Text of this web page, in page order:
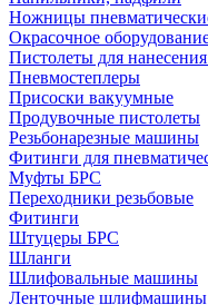
Ножницы
Окрасочное
Пистолеты для
Пневмостеплеры
Присоски вакуумные
Продувочные пистолеты
Резьбонарезные машины
Фитинги для
Муфты БРС
Переходники резьбовые
Фитинги
Штуцеры БРС
Шланги
Шлифовальные машины
Ленточные шлифмашины